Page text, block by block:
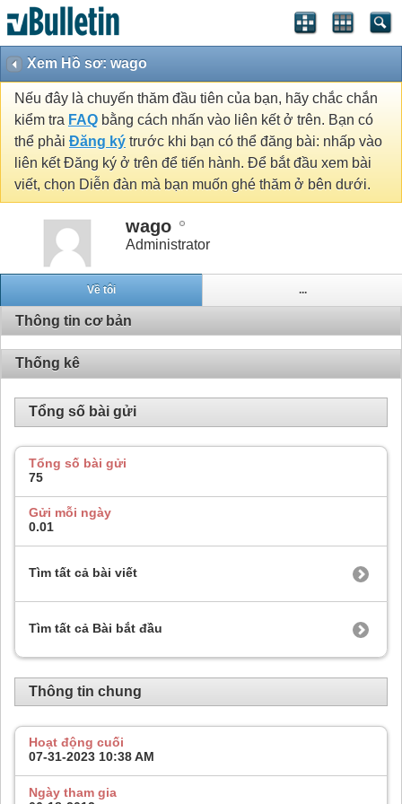
Xem Hồ sơ: wago
Nếu đây là chuyến thăm đầu tiên của bạn, hãy chắc chắn
kiểm tra FAQ bằng cách nhấn vào liên kết ở trên. Bạn có
thể phải Đăng ký trước khi bạn có thể đăng bài: nhấp vào
liên kết Đăng ký ở trên để tiến hành. Để bắt đầu xem bài
viết, chọn Diễn đàn mà bạn muốn ghé thăm ở bên dưới.
wago
Administrator
Về tôi ...
Thông tin cơ bản
Thống kê
Tổng số bài gửi
Tổng số bài gửi
75
Gửi mỗi ngày
0.01
Tìm tất cả bài viết
Tìm tất cả Bài bắt đầu
Thông tin chung
Hoạt động cuối
07-31-2023 10:38 AM
Ngày tham gia